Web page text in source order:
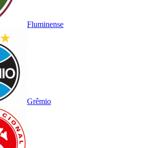
Fluminense
Grêmio